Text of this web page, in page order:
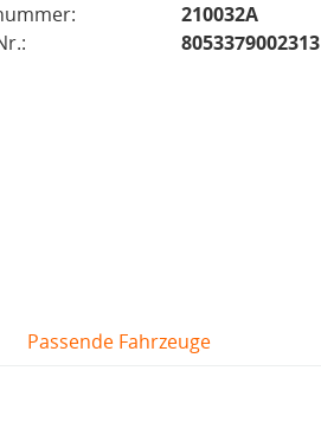
210032A
8053379002313
Passende Fahrzeuge